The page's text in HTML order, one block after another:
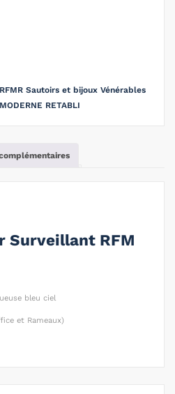
RFMR Sautoirs et bijoux Vénérables
RETABLI
Surveillant RFM
bleu ciel
et Rameaux)